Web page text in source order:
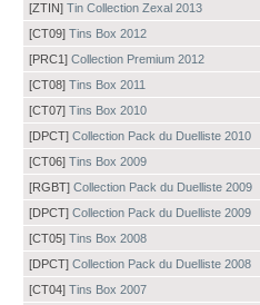
[ZTIN] Tin Collection Zexal 2013
[CT09] Tins Box 2012
[PRC1] Collection Premium 2012
[CT08] Tins Box 2011
[CT07] Tins Box 2010
[DPCT] Collection Pack du Duelliste 2010
[CT06] Tins Box 2009
[RGBT] Collection Pack du Duelliste 2009
[DPCT] Collection Pack du Duelliste 2009
[CT05] Tins Box 2008
[DPCT] Collection Pack du Duelliste 2008
[CT04] Tins Box 2007